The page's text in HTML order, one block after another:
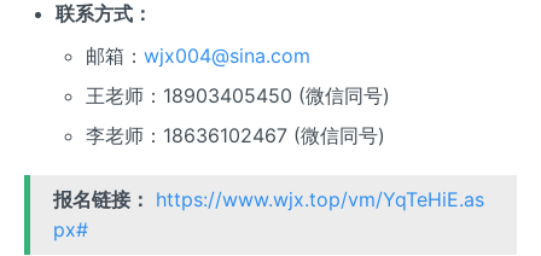
联系方式：
邮箱：wjx004@sina.com
王老师：18903405450 (微信同号)
李老师：18636102467 (微信同号)
报名链接： https://www.wjx.top/vm/YqTeHiE.as
px#